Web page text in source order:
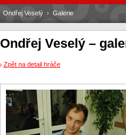
Ondřej Veselý –
Zpět na detail hráče
Ondřej Veselý › Galerie